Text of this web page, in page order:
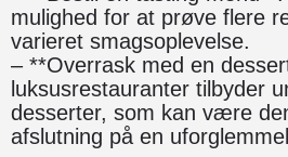
mulighed for at prøve flere
varieret smagsoplevelse.
– **Overrask med en
luksusrestauranter tilbyder
desserter, som kan være
afslutning på en